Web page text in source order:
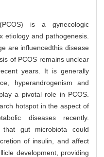
is a gynecologic
etiology and pathogenesis.
are influencedthis disease
of PCOS remains unclear
years. It is generally
hyperandrogenism and
a pivotal role in PCOS.
hotspot in the aspect of
diseases recently.
gut microbiota could
of insulin, and affect
development, providing